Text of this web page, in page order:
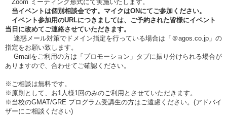
Zoom ミーティング形式にて実施いたします。
当イベントは個別相談会です。マイクはONにてご参加ください。
イベント参加用のURLにつきましては、ご予約された皆様にイベント
当日に改めてご連絡させていただきます。
迷惑メール対策でドメイン指定を行っている場合は「＠agos.co.jp」の
指定をお願い致します。
Gmailをご利用の方は「プロモーション」タブに振り分けられる場合が
ありますので、合わせてご確認ください。
※ご相談は無料です。
※原則として、お1人様1回のみのご利用とさせていただきます。
※当校のGMAT/GRE プログラム受講生の方はご遠慮ください。(アドバイ
ザーにご相談ください)